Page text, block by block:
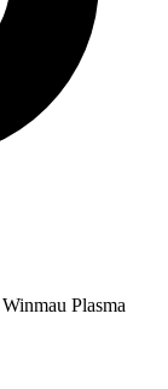
Plasma